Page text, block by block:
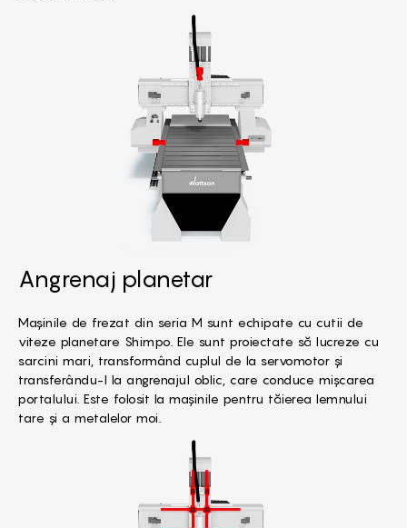
Angrenaj planetar
Mașinile de frezat din seria M sunt echipate cu cutii de
viteze planetare Shimpo. Ele sunt proiectate să lucreze cu
sarcini mari, transformând cuplul de la servomotor și
transferându-l la angrenajul oblic, care conduce mișcarea
portalului. Este folosit la mașinile pentru tăierea lemnului
tare și a metalelor moi.